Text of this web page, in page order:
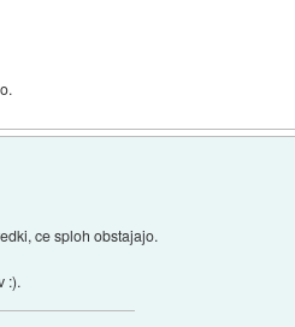
ce sploh obstajajo.
:).